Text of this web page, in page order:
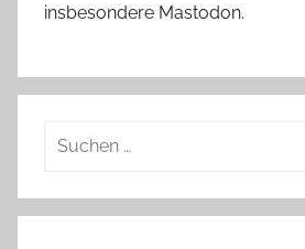
insbesondere Mastodon.
Suchen